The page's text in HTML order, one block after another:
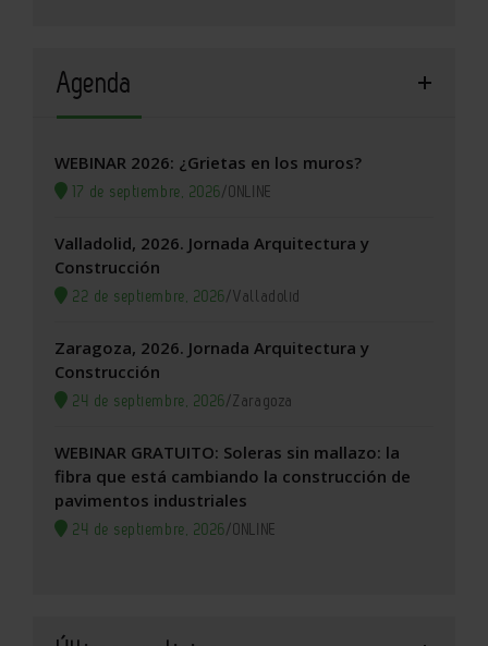
Agenda
WEBINAR 2026: ¿Grietas en los muros?
17 de septiembre, 2026/ONLINE
Valladolid, 2026. Jornada Arquitectura y
Construcción
22 de septiembre, 2026/Valladolid
Zaragoza, 2026. Jornada Arquitectura y
Construcción
24 de septiembre, 2026/Zaragoza
WEBINAR GRATUITO: Soleras sin mallazo: la
fibra que está cambiando la construcción de
pavimentos industriales
24 de septiembre, 2026/ONLINE